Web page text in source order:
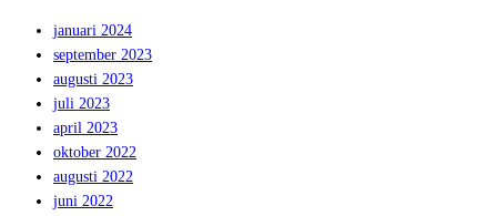
januari 2024
september 2023
augusti 2023
juli 2023
april 2023
oktober 2022
augusti 2022
juni 2022